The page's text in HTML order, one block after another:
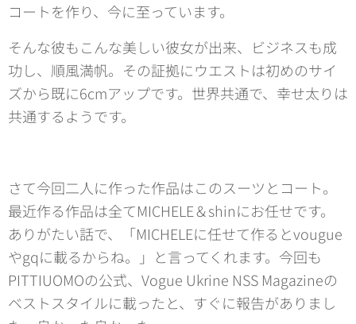
コートを作り、今に至っています。
そんな彼もこんな美しい彼女が出来、ビジネスも成
功し、順風満帆。その証拠にウエストは初めのサイ
ズから既に6cmアップです。世界共通で、幸せ太りは
共通するようです。
さて今回二人に作った作品はこのスーツとコート。
最近作る作品は全てMICHELE＆shinにお任せです。
ありがたい話で、「MICHELEに任せて作るとvougue
やgqに載るからね。」と言ってくれます。今回も
PITTIUOMOの公式、Vogue Ukrine NSS Magazineの
ベストスタイルに載ったと、すぐに報告がありまし